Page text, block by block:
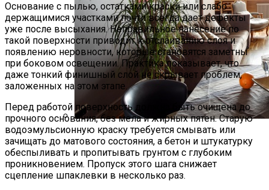
Ремонт Квартир В Современных
Высотках
Основание с пылью, остатками краски или слабо
держащимися участками почти всегда дает дефекты
уже после высыхания. Неправильное нанесение по
такой поверхности приводит к отслаиванию слоя и
появлению неровности, которые становятся заметны
при боковом освещении. Практика показывает, что
даже тонкий финишный слой не скрывает проблем,
заложенных на этом этапе.
Перед работой поверхность должна быть очищена до
прочного основания, без мела и жирных пятен. Старую
водоэмульсионную краску требуется смывать или
зачищать до матового состояния, а бетон и штукатурку
обеспыливать и пропитывать грунтом с глубоким
проникновением. Пропуск этого шага снижает
сцепление шпаклевки в несколько раз.